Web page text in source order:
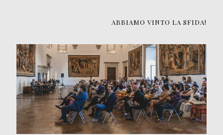
ABBIAMO VINTO LA SFIDA!